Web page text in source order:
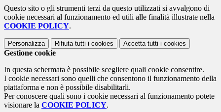
Questo sito o gli strumenti terzi da questo utilizzati si avvalgono di
cookie necessari al funzionamento ed utili alle finalità illustrate nella
COOKIE POLICY.
Personalizza Rifiuta tutti i cookies Accetta tutti i cookies
Gestione cookie
In questa schermata è possibile scegliere quali cookie consentire.
I cookie necessari sono quelli che consentono il funzionamento della
piattaforma e non è possibile disabilitarli.
Per conoscere quali sono i cookie necessari al funzionamento potete
visionare la COOKIE POLICY.